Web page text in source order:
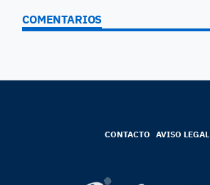
COMENTARIOS
CONTACTO AVISO LEGAL